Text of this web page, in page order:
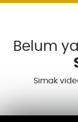
Belum
Simak